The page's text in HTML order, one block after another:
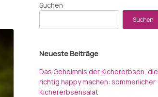
Suchen
Suchen
Neueste Beiträge
Das Geheimnis der Kichererbsen, die
richtig happy machen: sommerlicher
Kichererbsensalat